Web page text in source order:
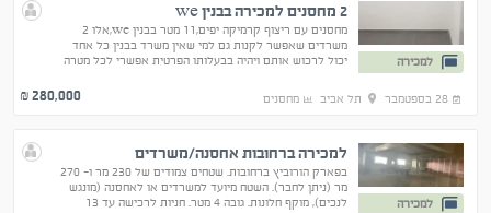
למכירה
2 מחסנים למכירה בבנין we
מחסנים עם ריצוף קרמיקה יפים,11 מטר בבנין we,אלו 2
משרדים שאפשר לקנות גם למי שאין משרד בבנין כל אחד
יכול לרכוש אותם ויהיה בבעלותו הפרטית אפשרי לכל מטרה
28 בספטמבר תל אביב מחסנים 280,000
₪
למכירה
למכירה ברחובות אחסנה/משרדים
בפארק הורוביץ ברחובות. שטחים צמודים של 230 מר ו- 270
מר (ניתן לחבר). השטח מיועד למשרדים או לאחסנה (מונגש
לנכים), מוקף חלונות. גובה 4 מטר. חניות לרכישה עד 13